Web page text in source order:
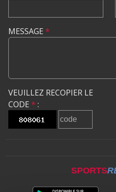
MESSAGE *
VEUILLEZ RECOPIER LE
CODE * :
SPORTS